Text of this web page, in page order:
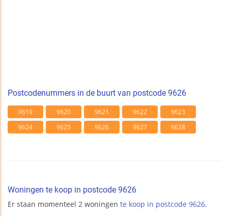
Postcodenummers in de buurt van postcode 9626
9619 9620 9621 9622
9623
9624
9625 9626 9627 9628
Woningen te koop in postcode 9626
Er staan momenteel 2 woningen te koop in postcode 9626.